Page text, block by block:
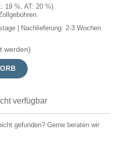
19 %, AT: 20 %)
| Nachlieferung: 2-3 Wochen
werden)
verfügbar
gefunden? Gerne beraten wir